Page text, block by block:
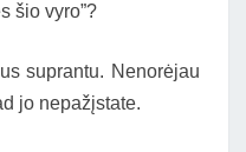
šio vyro”?
suprantu. Nenorėjau
jo nepažįstate.